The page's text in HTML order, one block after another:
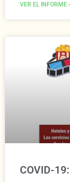
VER EL INFORME
COVID-